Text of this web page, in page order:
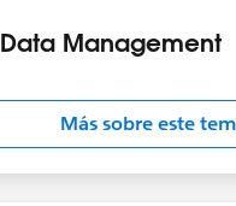
Data Management
Más sobre este